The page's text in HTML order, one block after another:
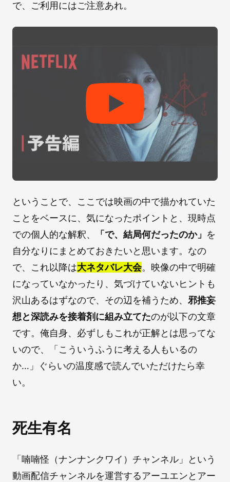
で、ご利用にはご注意あれ。
ということで、ここでは映画の中で描かれていた
ことをベースに、気になったポイントと、現時点
での個人的な解釈、
「で、結局何だったのか」 を
自分なりにまとめておきたいと思います。なの
で、これ以降は大ネタバレ大会。映像の中で明確
になっていなかったり、気づけていないヒントも
沢山あるはずなので、その辺を補うため、 邪推妄
想と深読みを接着剤に組み立てたのが以下の文章
です。俺自身、必ずしもこれが正解とは思ってな
いので、「こういうふうに考える人もいるの
か…」ぐらいの温度感で読んでいただけたら幸
い。
死生有名
「喃喃怪（ナンナンクワイ）チャンネル」という
動画配信チャンネルを運営するアーユエンとアー